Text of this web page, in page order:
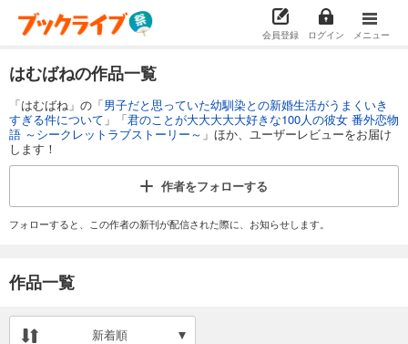
会員登録 ログイン メニュー
はむばねの作品一覧
「はむばね」の「男子だと思っていた幼馴染との新婚生活がうまくいき
すぎる件について 」「君のことが大大大大大好きな100人の彼女 番外恋物
語 ～シークレットラブストーリー～ 」ほか、ユーザーレビューをお届け
します！
作者をフォローする
フォローすると、この作者の新刊が配信された際に、お知らせします。
作品一覧
新着順